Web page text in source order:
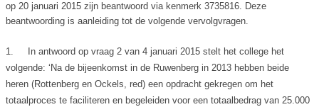
op 20 januari 2015 zijn beantwoord via kenmerk 3735816. Deze
beantwoording is aanleiding tot de volgende vervolgvragen.
In antwoord op vraag 2 van 4 januari 2015 stelt het college het
volgende: ‘Na de bijeenkomst in de Ruwenberg in 2013 hebben beide
heren (Rottenberg en Ockels, red) een opdracht gekregen om het
totaalproces te faciliteren en begeleiden voor een totaalbedrag van 25.000